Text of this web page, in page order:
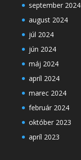
september 2024
august 2024
júl 2024
jún 2024
máj 2024
apríl 2024
marec 2024
február 2024
október 2023
apríl 2023